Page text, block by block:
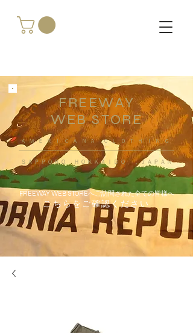
FREEWAY
WEB STORE
​ＡＭＥＲＩＣＡＮＡ ＣＬＯＴＨＩＮＧ
ＳＡＰＰＯＲＯ ＨＯＫＫＡＩＤＯ ，ＪＡＰＡＮ
FREEWAY WEB STOREへご訪問された全ての皆様へ
こちらをご確認ください